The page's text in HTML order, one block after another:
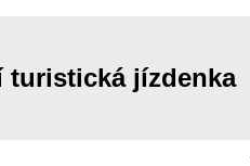
jízdenka